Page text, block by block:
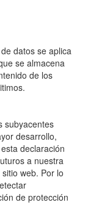
datos se aplica
se almacena
de los
subyacentes
desarrollo,
declaración
a nuestra
web. Por lo
de protección